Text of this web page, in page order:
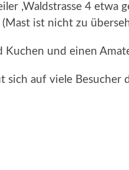
,Waldstrasse 4 etwa
(Mast ist nicht zu
Kuchen und einen
sich auf viele Besucher